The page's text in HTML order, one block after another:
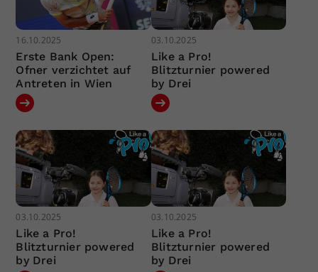
16.10.2025
Erste Bank Open:
Ofner verzichtet auf
Antreten in Wien
03.10.2025
Like a Pro!
Blitzturnier powered
by Drei
03.10.2025
Like a Pro!
Blitzturnier powered
by Drei
03.10.2025
Like a Pro!
Blitzturnier powered
by Drei